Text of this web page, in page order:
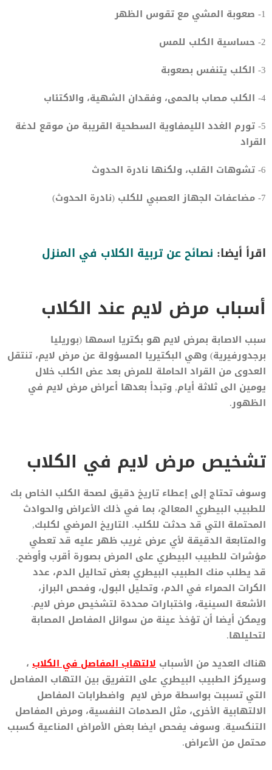
1- صعوبة المشي مع تقوس الظهر
2- حساسية الكلب للمس
3- الكلب يتنفس بصعوبة
4- الكلب مصاب بالحمى، وفقدان الشهية، والاكتئاب
5- تورم الغدد الليمفاوية السطحية القريبة من موقع لدغة
القراد
6- تشوهات القلب، ولكنها نادرة الحدوث
7- مضاعفات الجهاز العصبي للكلب (نادرة الحدوث)
اقرأ أيضا: نصائح عن تربية الكلاب في المنزل
أسباب مرض لايم عند الكلاب
سبب الاصابة بمرض لايم هو بكتريا اسمها (بوريليا
برجدورفيرية) وهي البكتيريا المسؤولة عن مرض لايم، تنتقل
العدوى من القراد الحاملة للمرض بعد عض الكلب خلال
يومين الى ثلاثة أيام, وتبدأ بعدها أعراض مرض لايم في
الظهور.
تشخيص مرض لايم في الكلاب
وسوف تحتاج إلى إعطاء تاريخ دقيق لصحة الكلب الخاص بك
للطبيب البيطري المعالج، بما في ذلك الأعراض والحوادث
المحتملة التي قد حدثت للكلب. التاريخ المرضي لكلبك,
والمتابعة الدقيقة لأي عرض غريب ظهر عليه قد تعطي
مؤشرات للطبيب البيطري على المرض بصورة أقرب وأوضح.
قد يطلب منك الطبيب البيطري بعض تحاليل الدم، عدد
الكرات الحمراء في الدم، وتحليل البول، وفحص البراز،
الأشعة السينية، واختبارات محددة لتشخيص مرض لايم.
ويمكن أيضا أن تؤخذ عينة من سوائل المفاصل المصابة
لتحليلها.
هناك العديد من الأسباب لالتهاب المفاصل في الكلاب ،
وسيركز الطبيب البيطري على التفريق بين التهاب المفاصل
التي تسببت بواسطة مرض لايم واضطرابات المفاصل
الالتهابية الأخرى، مثل الصدمات النفسية، ومرض المفاصل
التنكسية. وسوف يفحص ايضا بعض الأمراض المناعية كسبب
محتمل من الأعراض.